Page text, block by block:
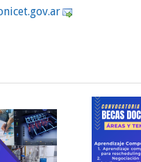
ra.vo
g.tec